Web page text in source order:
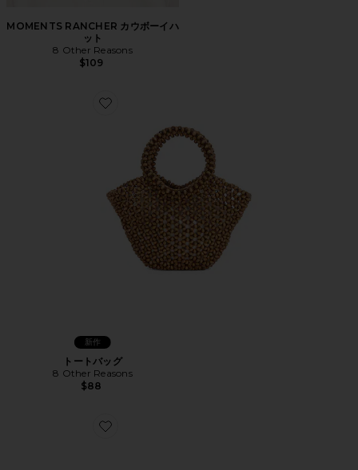
MOMENTS RANCHER カウボーイハ
ット
8 Other Reasons
$109
Favorite トートバッグ
新作
トートバッグ
8 Other Reasons
$88
Favorite EVERYDAY ベルト